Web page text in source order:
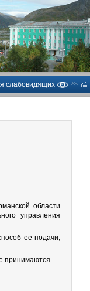
слабовидящих
области
управления
ее подачи,
принимаются.